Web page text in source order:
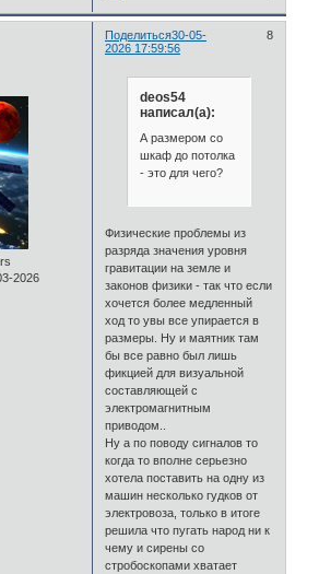
Поделиться 8
30-05-
2026 17:59:56
2026
deos54
написал(а):
А размером со
шкаф до потолка
- это для чего?
Физические проблемы из
разряда значения уровня
гравитации на земле и
законов физики - так что если
хочется более медленный
ход то увы все упирается в
размеры. Ну и маятник там
бы все равно был лишь
фикцией для визуальной
составляющей с
электромагнитным
приводом..
Ну а по поводу сигналов то
когда то вполне серьезно
хотела поставить на одну из
машин несколько гудков от
электровоза, только в итоге
решила что пугать народ ни к
чему и сирены со
стробоскопами хватает